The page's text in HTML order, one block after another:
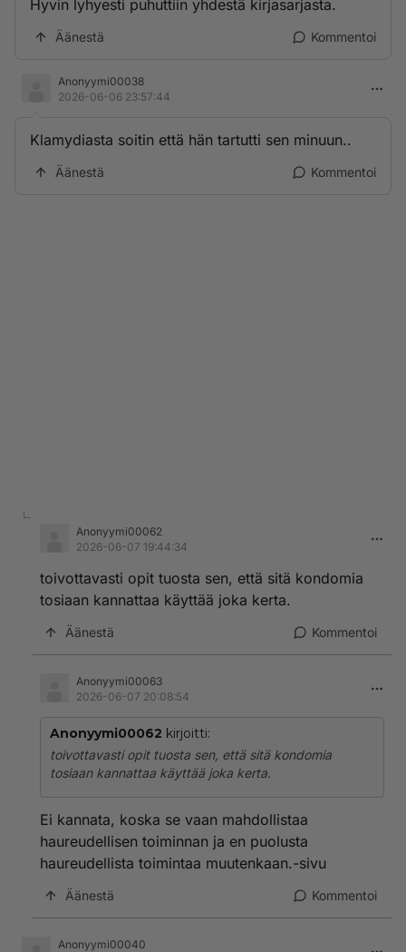
Hyvin lyhyesti puhuttiin yhdestä kirjasarjasta.
Äänestä Kommentoi
Anonyymi00038
2026-06-06 23:57:44
Klamydiasta soitin että hän tartutti sen minuun..
Äänestä Kommentoi
Anonyymi00062
2026-06-07 19:44:34
toivottavasti opit tuosta sen, että sitä kondomia
tosiaan kannattaa käyttää joka kerta.
Äänestä Kommentoi
Anonyymi00063
2026-06-07 20:08:54
Anonyymi00062 kirjoitti:
toivottavasti opit tuosta sen, että sitä kondomia
tosiaan kannattaa käyttää joka kerta.
Ei kannata, koska se vaan mahdollistaa
haureudellisen toiminnan ja en puolusta
haureudellista toimintaa muutenkaan.-sivu
Äänestä Kommentoi
Anonyymi00040